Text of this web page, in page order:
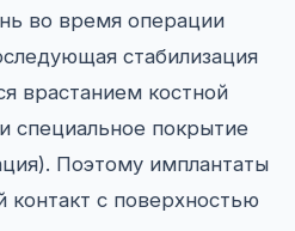
во время операции
стабилизация
врастанием костной
специальное покрытие
Поэтому имплантаты
с поверхностью